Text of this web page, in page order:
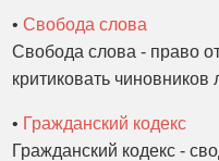
•Свобода слова
Свобода слова - право
критиковать чиновников
• Гражданский кодекс
Гражданский кодекс -